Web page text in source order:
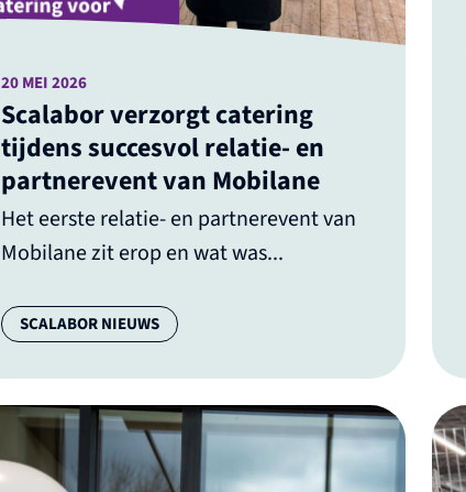
Scalabor verzorgt catering
tijdens succesvol relatie- en
partnerevent van Mobilane
Het eerste relatie- en partnerevent van
Mobilane zit erop en wat was...
20 MEI 2026
Categorie:
SCALABOR NIEUWS